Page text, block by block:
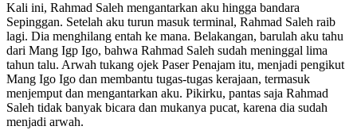
Kali ini, Rahmad Saleh mengantarkan aku hingga bandara
Sepinggan. Setelah aku turun masuk terminal, Rahmad Saleh raib
lagi. Dia menghilang entah ke mana. Belakangan, barulah aku tahu
dari Mang Igp Igo, bahwa Rahmad Saleh sudah meninggal lima
tahun talu. Arwah tukang ojek Paser Penajam itu, menjadi pengikut
Mang Igo Igo dan membantu tugas-tugas kerajaan, termasuk
menjemput dan mengantarkan aku. Pikirku, pantas saja Rahmad
Saleh tidak banyak bicara dan mukanya pucat, karena dia sudah
menjadi arwah.